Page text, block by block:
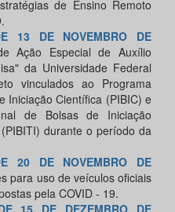
de Ensino Remoto
13 DE NOVEMBRO DE
Ação Especial de Auxílio
da Universidade Federal
vinculados ao Programa
Iniciação Científica (PIBIC) e
de Bolsas de Iniciação
durante o período da
20 DE NOVEMBRO DE
para uso de veículos oficiais
pela COVID - 19.